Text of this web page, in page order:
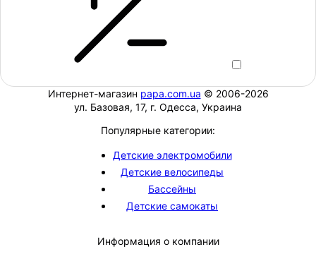
Интернет-магазин papa.com.ua © 2006-2026
ул. Базовая, 17, г. Одесса, Украина
Популярные категории:
Детские электромобили
Детские велосипеды
Бассейны
Детские самокаты
Информация о компании